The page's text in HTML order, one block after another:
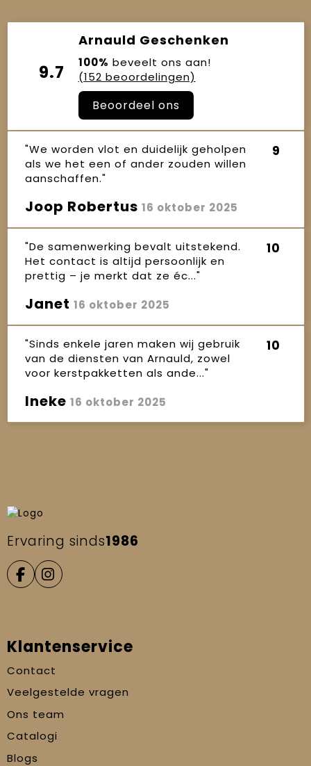
9.7
Arnauld Geschenken
100% beveelt ons aan!
(152 beoordelingen)
Beoordeel ons
"We worden vlot en duidelijk geholpen
als we het een of ander zouden willen
aanschaffen."
9
Joop Robertus 16 oktober 2025
"De samenwerking bevalt uitstekend.
Het contact is altijd persoonlijk en
prettig – je merkt dat ze éc..."
10
Janet 16 oktober 2025
"Sinds enkele jaren maken wij gebruik
van de diensten van Arnauld, zowel
voor kerstpakketten als ande..."
10
Ineke 16 oktober 2025
Ervaring sinds1986
Klantenservice
Contact
Veelgestelde vragen
Ons team
Catalogi
Blogs